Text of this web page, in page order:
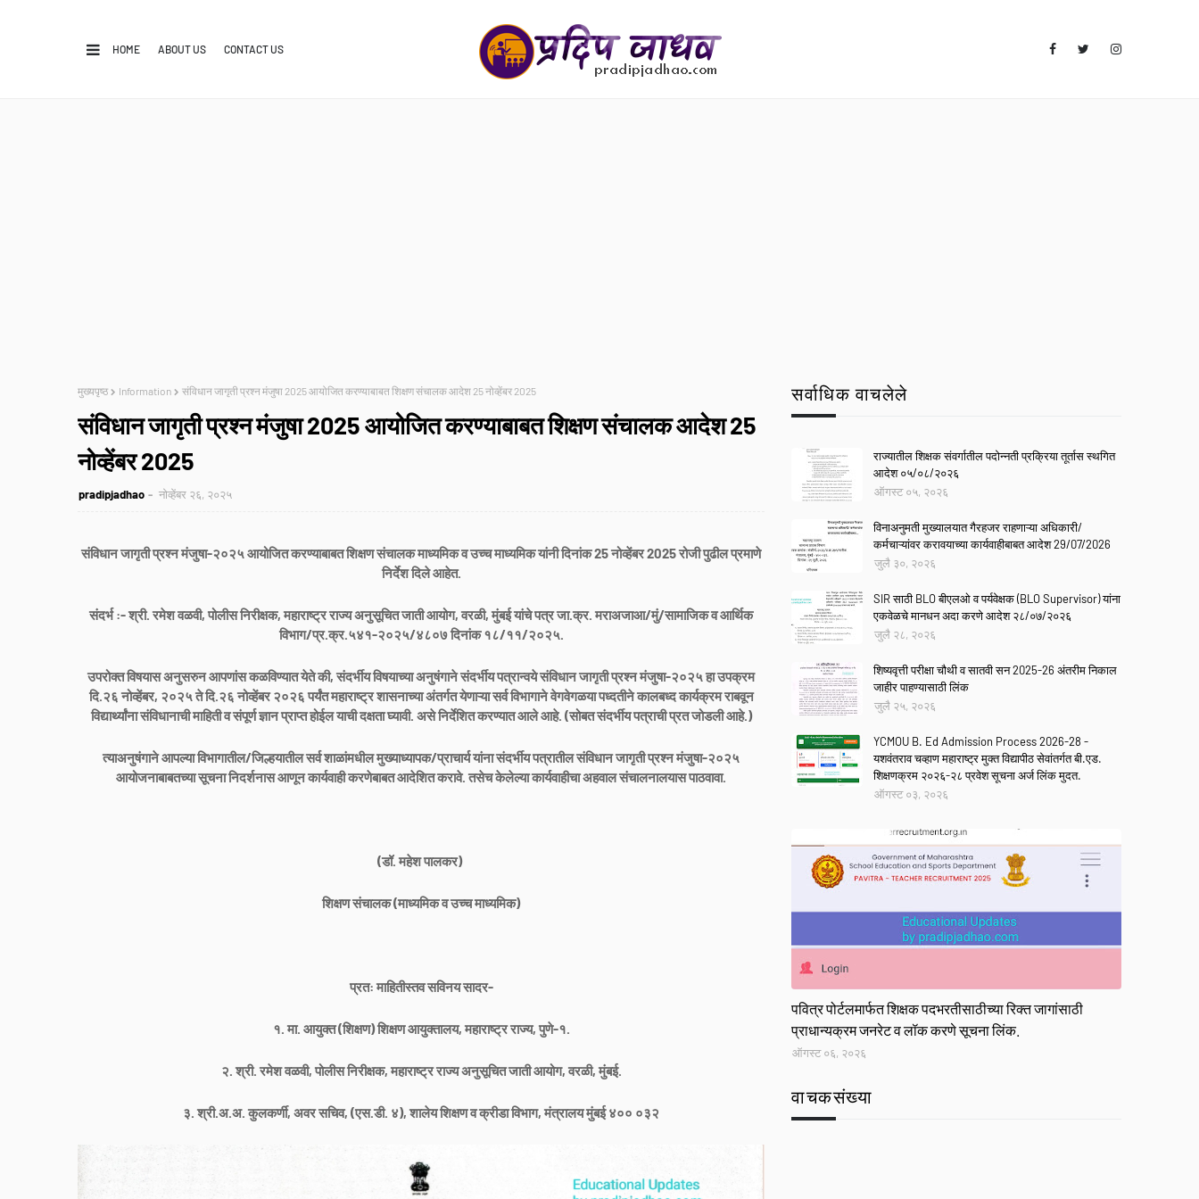
HOME ABOUT US CONTACT US
मुख्यपृष्ठ Information संविधान जागृती प्रश्न मंजुषा 2025 आयोजित करण्याबाबत शिक्षण संचालक आदेश 25 नोव्हेंबर 2025
संविधान जागृती प्रश्न मंजुषा 2025 आयोजित करण्याबाबत शिक्षण संचालक आदेश 25
नोव्हेंबर 2025
pradipjadhao नोव्हेंबर २६, २०२५
संविधान जागृती प्रश्न मंजुषा-२०२५ आयोजित करण्याबाबत शिक्षण संचालक माध्यमिक व उच्च माध्यमिक यांनी दिनांक 25 नोव्हेंबर 2025 रोजी पुढील प्रमाणे
निर्देश दिले आहेत.
संदर्भ :- श्री. रमेश वळवी, पोलीस निरीक्षक, महाराष्ट्र राज्य अनुसूचित जाती आयोग, वरळी, मुंबई यांचे पत्र जा.क्र. मराअजाआ/मुं/सामाजिक व आर्थिक
विभाग/प्र.क्र.५४१-२०२५/४८०७ दिनांक १८/११/२०२५.
उपरोक्त विषयास अनुसरुन आपणांस कळविण्यात येते की, संदर्भीय विषयाच्या अनुषंगाने संदर्भीय पत्रान्वये संविधान जागृती प्रश्न मंजुषा-२०२५ हा उपक्रम
दि.२६ नोव्हेंबर, २०२५ ते दि.२६ नोव्हेंबर २०२६ पर्यंत महाराष्ट्र शासनाच्या अंतर्गत येणाऱ्या सर्व विभागाने वेगवेगळया पध्दतीने कालबध्द कार्यक्रम राबवून
विद्यार्थ्यांना संविधानाची माहिती व संपूर्ण ज्ञान प्राप्त होईल याची दक्षता घ्यावी. असे निर्देशित करण्यात आले आहे. (सोबत संदर्भीय पत्राची प्रत जोडली आहे.)
त्याअनुषंगाने आपल्या विभागातील/जिल्हयातील सर्व शाळांमधील मुख्याध्यापक/प्राचार्य यांना संदर्भीय पत्रातील संविधान जागृती प्रश्न मंजुषा-२०२५
आयोजनाबाबतच्या सूचना निदर्शनास आणून कार्यवाही करणेबाबत आदेशित करावे. तसेच केलेल्या कार्यवाहीचा अहवाल संचालनालयास पाठवावा.
(डॉ. महेश पालकर)
शिक्षण संचालक (माध्यमिक व उच्च माध्यमिक)
प्रत: माहितीस्तव सविनय सादर-
१. मा. आयुक्त (शिक्षण) शिक्षण आयुक्तालय, महाराष्ट्र राज्य, पुणे-१.
२. श्री. रमेश वळवी, पोलीस निरीक्षक, महाराष्ट्र राज्य अनुसूचित जाती आयोग, वरळी, मुंबई.
३. श्री.अ.अ. कुलकर्णी, अवर सचिव, (एस.डी. ४), शालेय शिक्षण व क्रीडा विभाग, मंत्रालय मुंबई ४०० ०३२
सर्वाधिक वाचलेले
राज्यातील शिक्षक संवर्गातील पदोन्नती प्रक्रिया तूर्तास स्थगित
आदेश ०५/०८/२०२६
ऑगस्ट ०५, २०२६
विनाअनुमती मुख्यालयात गैरहजर राहणाऱ्या अधिकारी/
कर्मचाऱ्यांवर करावयाच्या कार्यवाहीबाबत आदेश 29/07/2026
जुलै ३०, २०२६
SIR साठी BLO बीएलओ व पर्यवेक्षक (BLO Supervisor) यांना
एकवेळचे मानधन अदा करणे आदेश २८/०७/२०२६
जुलै २८, २०२६
शिष्यवृत्ती परीक्षा चौथी व सातवी सन 2025-26 अंतरीम निकाल
जाहीर पाहण्यासाठी लिंक
जुलै २५, २०२६
YCMOU B. Ed Admission Process 2026-28 -
यशवंतराव चव्हाण महाराष्ट्र मुक्त विद्यापीठ सेवांतर्गत बी.एड.
शिक्षणक्रम २०२६-२८ प्रवेश सूचना अर्ज लिंक मुदत.
ऑगस्ट ०३, २०२६
पवित्र पोर्टलमार्फत शिक्षक पदभरतीसाठीच्या रिक्त जागांसाठी
प्राधान्यक्रम जनरेट व लॉक करणे सूचना लिंक.
ऑगस्ट ०६, २०२६
वाचकसंख्या